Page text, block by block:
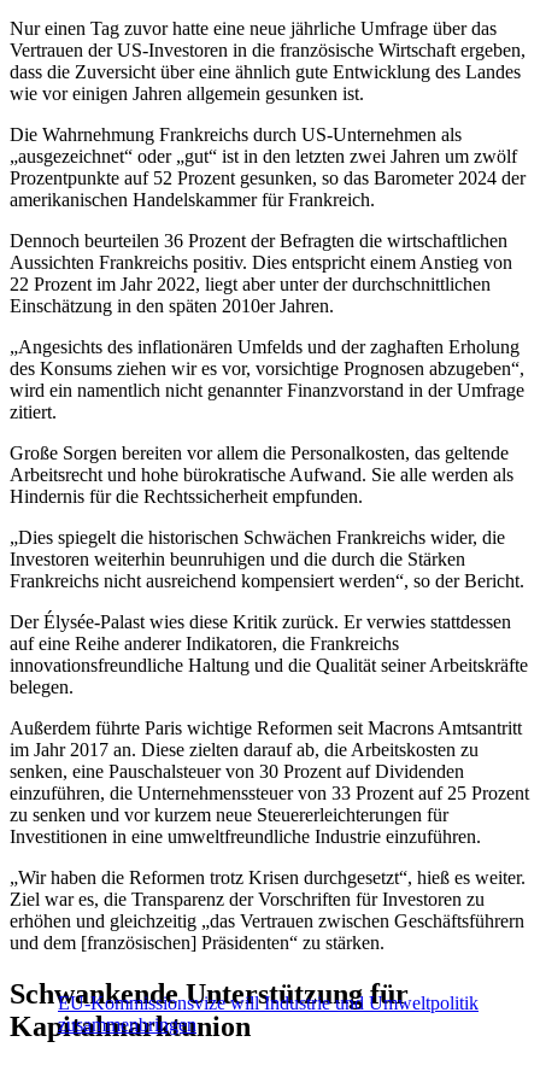
Nur einen Tag zuvor hatte eine neue jährliche Umfrage über das
Vertrauen der US-Investoren in die französische Wirtschaft ergeben,
dass die Zuversicht über eine ähnlich gute Entwicklung des Landes
wie vor einigen Jahren allgemein gesunken ist.
Die Wahrnehmung Frankreichs durch US-Unternehmen als
„ausgezeichnet“ oder „gut“ ist in den letzten zwei Jahren um zwölf
Prozentpunkte auf 52 Prozent gesunken, so das Barometer 2024 der
amerikanischen Handelskammer für Frankreich.
Dennoch beurteilen 36 Prozent der Befragten die wirtschaftlichen
Aussichten Frankreichs positiv. Dies entspricht einem Anstieg von
22 Prozent im Jahr 2022, liegt aber unter der durchschnittlichen
Einschätzung in den späten 2010er Jahren.
„Angesichts des inflationären Umfelds und der zaghaften Erholung
des Konsums ziehen wir es vor, vorsichtige Prognosen abzugeben“,
wird ein namentlich nicht genannter Finanzvorstand in der Umfrage
zitiert.
Große Sorgen bereiten vor allem die Personalkosten, das geltende
Arbeitsrecht und hohe bürokratische Aufwand. Sie alle werden als
Hindernis für die Rechtssicherheit empfunden.
„Dies spiegelt die historischen Schwächen Frankreichs wider, die
Investoren weiterhin beunruhigen und die durch die Stärken
Frankreichs nicht ausreichend kompensiert werden“, so der Bericht.
Der Élysée-Palast wies diese Kritik zurück. Er verwies stattdessen
auf eine Reihe anderer Indikatoren, die Frankreichs
innovationsfreundliche Haltung und die Qualität seiner Arbeitskräfte
belegen.
Außerdem führte Paris wichtige Reformen seit Macrons Amtsantritt
im Jahr 2017 an. Diese zielten darauf ab, die Arbeitskosten zu
senken, eine Pauschalsteuer von 30 Prozent auf Dividenden
einzuführen, die Unternehmenssteuer von 33 Prozent auf 25 Prozent
zu senken und vor kurzem neue Steuererleichterungen für
Investitionen in eine umweltfreundliche Industrie einzuführen.
„Wir haben die Reformen trotz Krisen durchgesetzt“, hieß es weiter.
Ziel war es, die Transparenz der Vorschriften für Investoren zu
erhöhen und gleichzeitig „das Vertrauen zwischen Geschäftsführern
und dem [französischen] Präsidenten“ zu stärken.
EU-Kommissionsvize will Industrie und Umweltpolitik
zusammenbringen
Schwankende Unterstützung für
Kapitalmarktunion